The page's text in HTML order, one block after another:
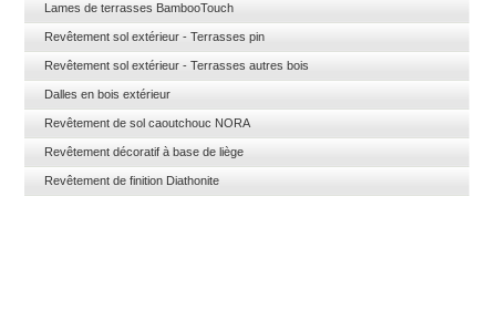
Lames de terrasses BambooTouch
Revêtement sol extérieur - Terrasses pin
Revêtement sol extérieur - Terrasses autres bois
Dalles en bois extérieur
Revêtement de sol caoutchouc NORA
Revêtement décoratif à base de liège
Revêtement de finition Diathonite